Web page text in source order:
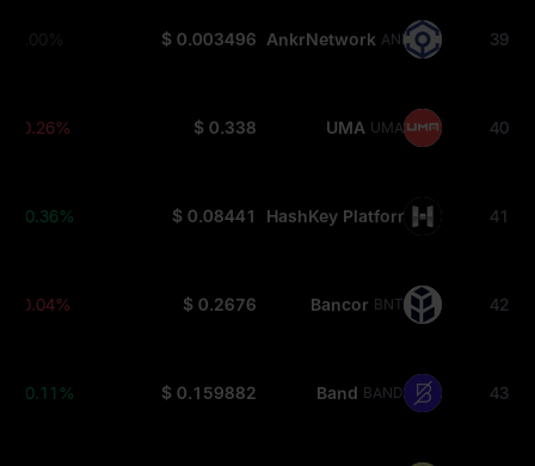
39
AnkrNetwork ANKR
$ 0.003496
0.00%
40
UMA UMA
$ 0.338
-0.26%
41
HashKey Platform HSK
$ 0.08441
+0.36%
42
Bancor BNT
$ 0.2676
-0.04%
43
Band BAND
$ 0.159882
+0.11%